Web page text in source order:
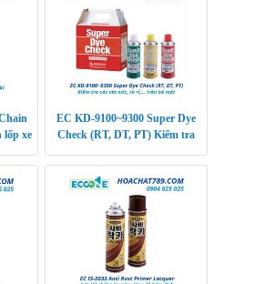
lốp xe
EC KD-9100~9300 Super Dye
Check (RT, DT, PT) Kiểm tra